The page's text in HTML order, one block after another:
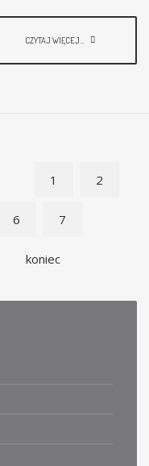
CZYTAJ WIĘCEJ...
1 2
6 7
koniec